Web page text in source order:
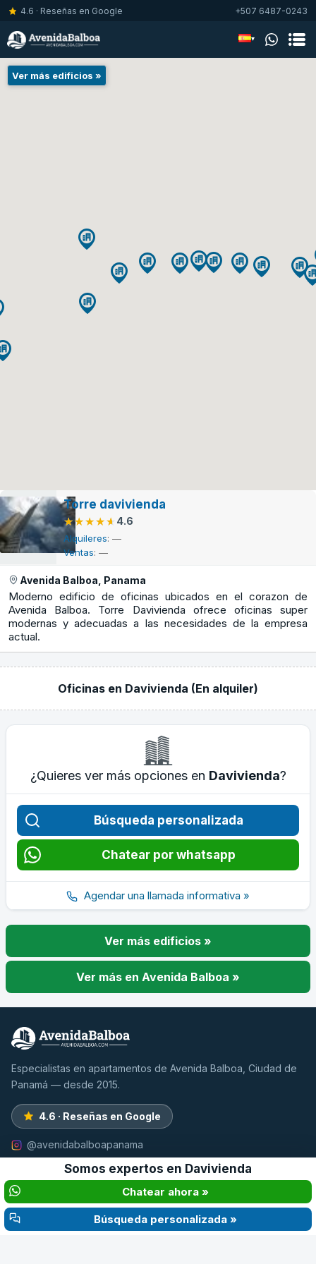
4.6 · Reseñas en Google +507 6487-0243
▾
Somos expertos en Davivienda
Chatear ahora »
Búsqueda personalizada »
Ver más edificios »
Torre davivienda
★★★★★
★★★★★ 4.6
Alquileres: —
Ventas: —
Avenida Balboa, Panama
Moderno edificio de oficinas ubicados en el corazon de
Avenida Balboa. Torre Davivienda ofrece oficinas super
modernas y adecuadas a las necesidades de la empresa
actual.
Oficinas en Davivienda (En alquiler)
¿Quieres ver más opciones en Davivienda?
Búsqueda personalizada
Chatear por whatsapp
Agendar una llamada informativa »
Ver más edificios »
Ver más en Avenida Balboa »
Especialistas en apartamentos de Avenida Balboa, Ciudad de
Panamá — desde 2015.
4.6 · Reseñas en Google
@avenidabalboapanama
PROPIEDADES
Apartamentos en alquiler
Apartamentos en venta
GUÍAS
Mudarse a Panamá
Guía de alquiler